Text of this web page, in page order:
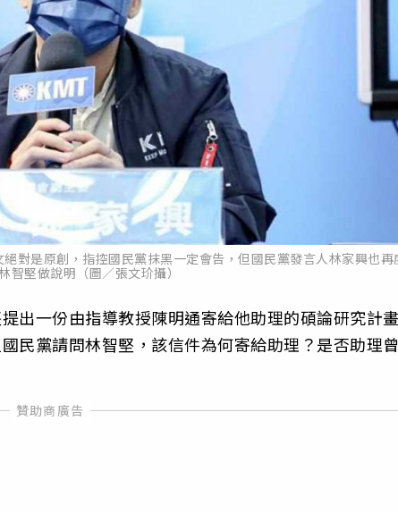
對是原創，指控國民黨抹黑一定會告，但國民黨發言人林家興也再
智堅做說明（圖／張文玠攝）
出一份由指導教授陳明通寄給他助理的碩論研究計
民黨請問林智堅，該信件為何寄給助理？是否助理